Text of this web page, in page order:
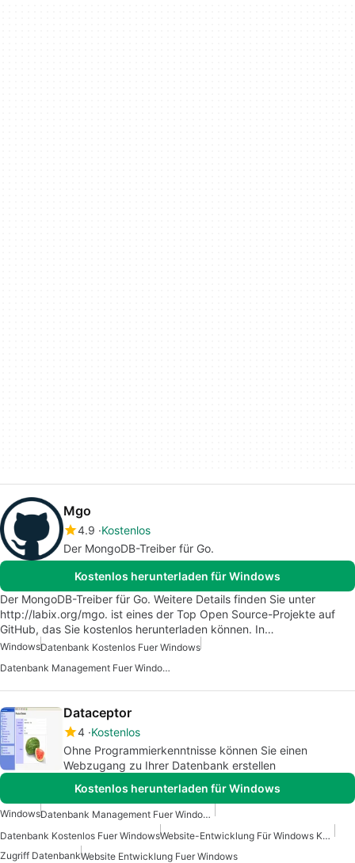
Mgo
4.9 Kostenlos
Der MongoDB-Treiber für Go.
Kostenlos herunterladen für Windows
Der MongoDB-Treiber für Go. Weitere Details finden Sie unter
http://labix.org/mgo. ist eines der Top Open Source-Projekte auf
GitHub, das Sie kostenlos herunterladen können. In…
WindowsDatenbank Kostenlos Fuer Windows
Datenbank Management Fuer Windows
Dataceptor
4 Kostenlos
Ohne Programmierkenntnisse können Sie einen
Webzugang zu Ihrer Datenbank erstellen
Kostenlos herunterladen für Windows
Windows
Datenbank Management Fuer Windows
Datenbank Kostenlos Fuer Windows
Website-Entwicklung Für Windows Kostenlos
Zugriff DatenbankWebsite Entwicklung Fuer Windows